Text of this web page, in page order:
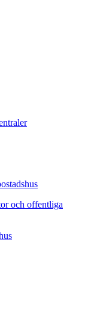
och offentliga